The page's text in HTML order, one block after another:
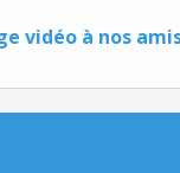
vidéo à nos